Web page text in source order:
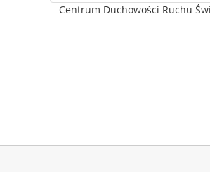
Centrum Duchowości Ruchu